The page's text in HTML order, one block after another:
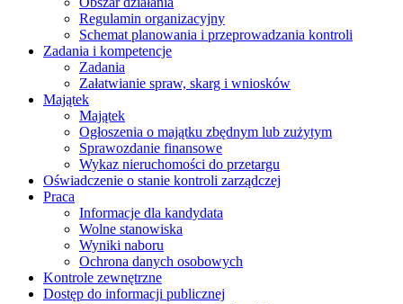
Regulamin organizacyjny
Schemat planowania i przeprowadzania kontroli
Zadania i kompetencje
Zadania
Załatwianie spraw, skarg i wniosków
Majątek
Majątek
Ogłoszenia o majątku zbędnym lub zużytym
Sprawozdanie finansowe
Wykaz nieruchomości do przetargu
Oświadczenie o stanie kontroli zarządczej
Praca
Informacje dla kandydata
Wolne stanowiska
Wyniki naboru
Ochrona danych osobowych
Kontrole zewnętrzne
Dostęp do informacji publicznej